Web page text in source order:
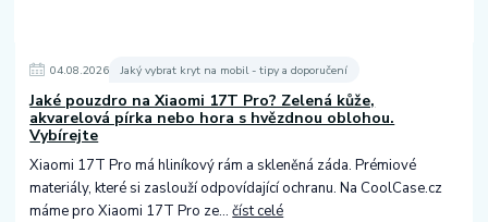
04.08.2026 Jaký vybrat kryt na mobil - tipy a doporučení
Jaké pouzdro na Xiaomi 17T Pro? Zelená kůže,
akvarelová pírka nebo hora s hvězdnou oblohou.
Vybírejte
Xiaomi 17T Pro má hliníkový rám a skleněná záda. Prémiové
materiály, které si zaslouží odpovídající ochranu. Na CoolCase.cz
máme pro Xiaomi 17T Pro ze...číst celé